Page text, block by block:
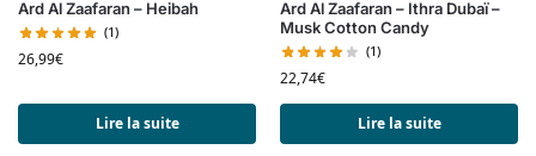
Ard Al Zaafaran – Heibah
(1)
26,99€
Lire la suite
Ard Al Zaafaran – Ithra Dubaï –
Musk Cotton Candy
(1)
22,74€
Lire la suite